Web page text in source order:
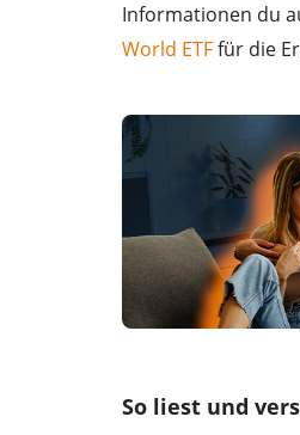
Informationen du
World ETFfür die
So liest und